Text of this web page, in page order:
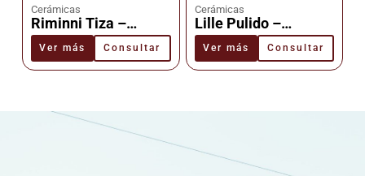
Cerámicas
Riminni Tiza –
Cerámica –
Cañuelas
Ver más Consultar
Cerámicas
Lille Pulido –
Cerámica –
Cañuelas
Ver más Consultar